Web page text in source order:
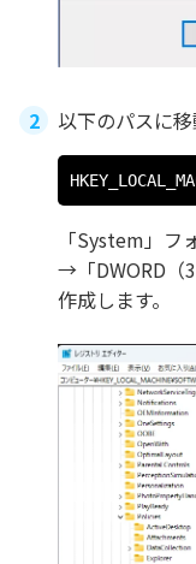
以下のパスに移
「System」フ
→「DWORD（
作成します。